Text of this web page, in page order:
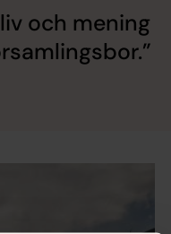
och mening